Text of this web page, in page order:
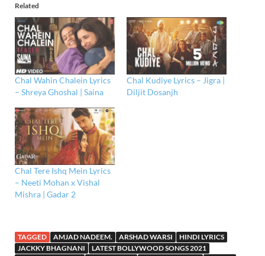
Related
Chal Wahin Chalein Lyrics
– Shreya Ghoshal | Saina
Chal Kudiye Lyrics – Jigra |
Diljit Dosanjh
Chal Tere Ishq Mein Lyrics
– Neeti Mohan x Vishal
Mishra | Gadar 2
TAGGED AMJAD NADEEM. ARSHAD WARSI
HINDI LYRICS
JACKKY BHAGNANI
LATEST BOLLYWOOD SONGS 2021